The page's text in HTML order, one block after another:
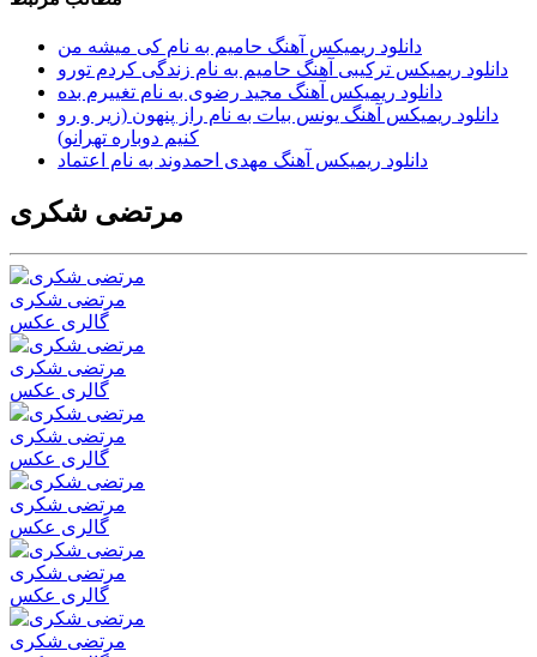
دانلود ریمیکس آهنگ حامیم به نام کی میشه من
دانلود ریمیکس ترکیبی آهنگ حامیم به نام زندگی کردم تورو
دانلود ریمیکس آهنگ مجید رضوی به نام تغییرم بده
دانلود ریمیکس آهنگ یونس بیات به نام راز پنهون (زیر و رو
کنیم دوباره تهرانو)
دانلود ریمیکس آهنگ مهدی احمدوند به نام اعتماد
مرتضی شکری
مرتضی شکری
گالری عکس
مرتضی شکری
گالری عکس
مرتضی شکری
گالری عکس
مرتضی شکری
گالری عکس
مرتضی شکری
گالری عکس
مرتضی شکری